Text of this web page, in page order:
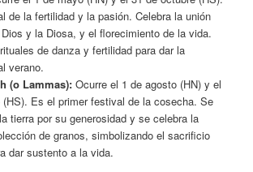
de la fertilidad y la pasión. Celebra la unión
y la Diosa, y el florecimiento de la vida.
de danza y fertilidad para dar la
verano.
(o Lammas):Ocurre el 1 de agosto (HN) y el
(HS). Es el primer festival de la cosecha. Se
tierra por su generosidad y se celebra la
de granos, simbolizando el sacrificio
dar sustento a la vida.